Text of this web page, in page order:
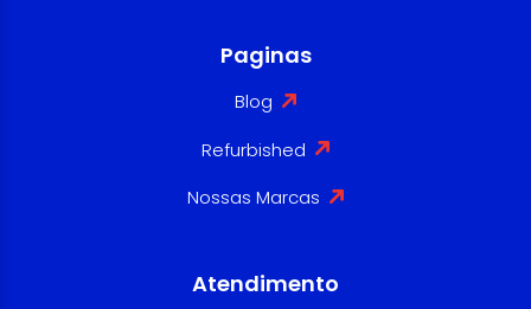
Paginas
Blog
Refurbished
Nossas Marcas
Atendimento